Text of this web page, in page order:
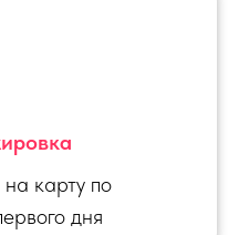
карту по
дня